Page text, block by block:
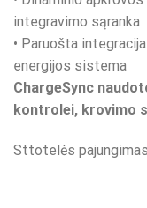
integravimo sąranka
• Paruošta
energijos sistema
ChargeSync
kontrolei, krovimo
Sttotelės